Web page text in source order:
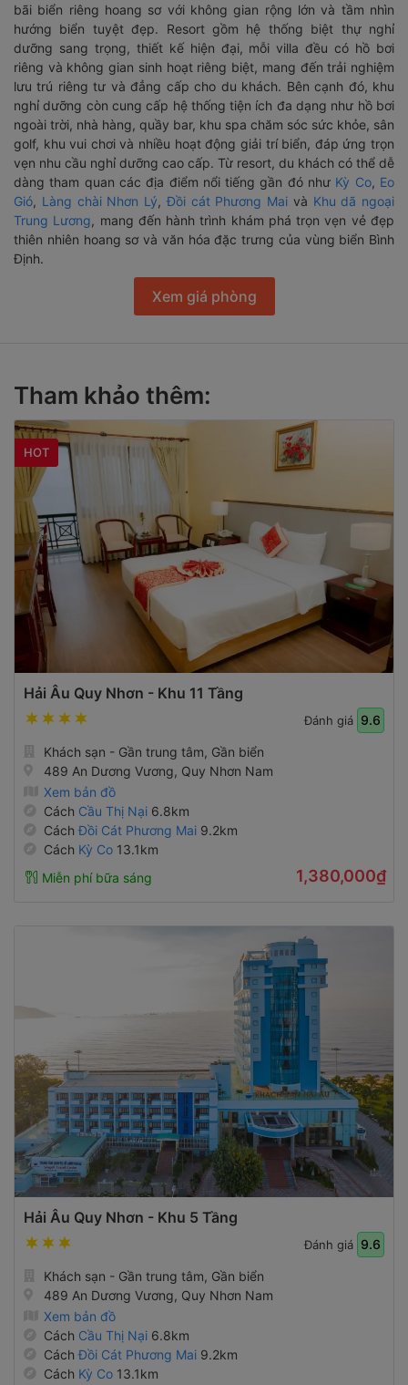
bãi biển riêng hoang sơ với không gian rộng lớn và tầm nhìn
hướng biển tuyệt đẹp. Resort gồm hệ thống biệt thự nghỉ
dưỡng sang trọng, thiết kế hiện đại, mỗi villa đều có hồ bơi
riêng và không gian sinh hoạt riêng biệt, mang đến trải nghiệm
lưu trú riêng tư và đẳng cấp cho du khách. Bên cạnh đó, khu
nghỉ dưỡng còn cung cấp hệ thống tiện ích đa dạng như hồ bơi
ngoài trời, nhà hàng, quầy bar, khu spa chăm sóc sức khỏe, sân
golf, khu vui chơi và nhiều hoạt động giải trí biển, đáp ứng trọn
vẹn nhu cầu nghỉ dưỡng cao cấp. Từ resort, du khách có thể dễ
dàng tham quan các địa điểm nổi tiếng gần đó như Kỳ Co, Eo
Gió, Làng chài Nhơn Lý,Đồi cát Phương Mai và Khu dã ngoại
Trung Lương, mang đến hành trình khám phá trọn vẹn vẻ đẹp
thiên nhiên hoang sơ và văn hóa đặc trưng của vùng biển Bình
Định.
Xem giá phòng
Tham khảo thêm:
HOT
Hải Âu Quy Nhơn - Khu 11 Tầng
Đánh giá 9.6
Khách sạn - Gần trung tâm, Gần biển
489 An Dương Vương, Quy Nhơn Nam
Xem bản đồ
Cách Cầu Thị Nại 6.8km
CáchĐồi Cát Phương Mai 9.2km
Cách Kỳ Co 13.1km
Miễn phí bữa sáng
1,380,000₫
Hải Âu Quy Nhơn - Khu 5 Tầng
Đánh giá 9.6
Khách sạn - Gần trung tâm, Gần biển
489 An Dương Vương, Quy Nhơn Nam
Xem bản đồ
Cách Cầu Thị Nại 6.8km
CáchĐồi Cát Phương Mai 9.2km
Cách Kỳ Co 13.1km